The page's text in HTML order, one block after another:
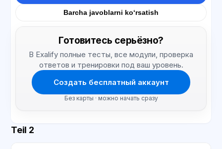
Barcha javoblarni ko‘rsatish
Готовитесь серьёзно?
В Exalify полные тесты, все модули, проверка
ответов и тренировки под ваш уровень.
Создать бесплатный аккаунт
Без карты · можно начать сразу
Teil 2